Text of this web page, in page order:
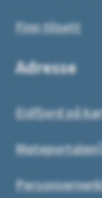
Finn tilsett
Adresse
Eidfjord på
Møteportalen